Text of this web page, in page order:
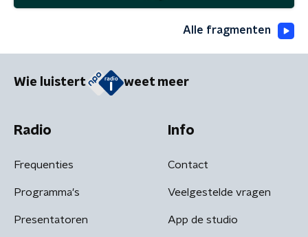
Alle fragmenten
Wie luistert weet meer
Radio
Frequenties
Programma's
Presentatoren
Info
Contact
Veelgestelde vragen
App de studio